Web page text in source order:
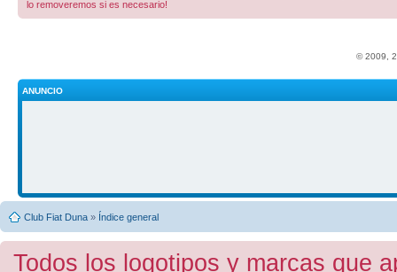
lo removeremos si es necesario!
© 2009,
ANUNCIO
Club Fiat Duna » Índice general
Todos los logotipos y marcas que